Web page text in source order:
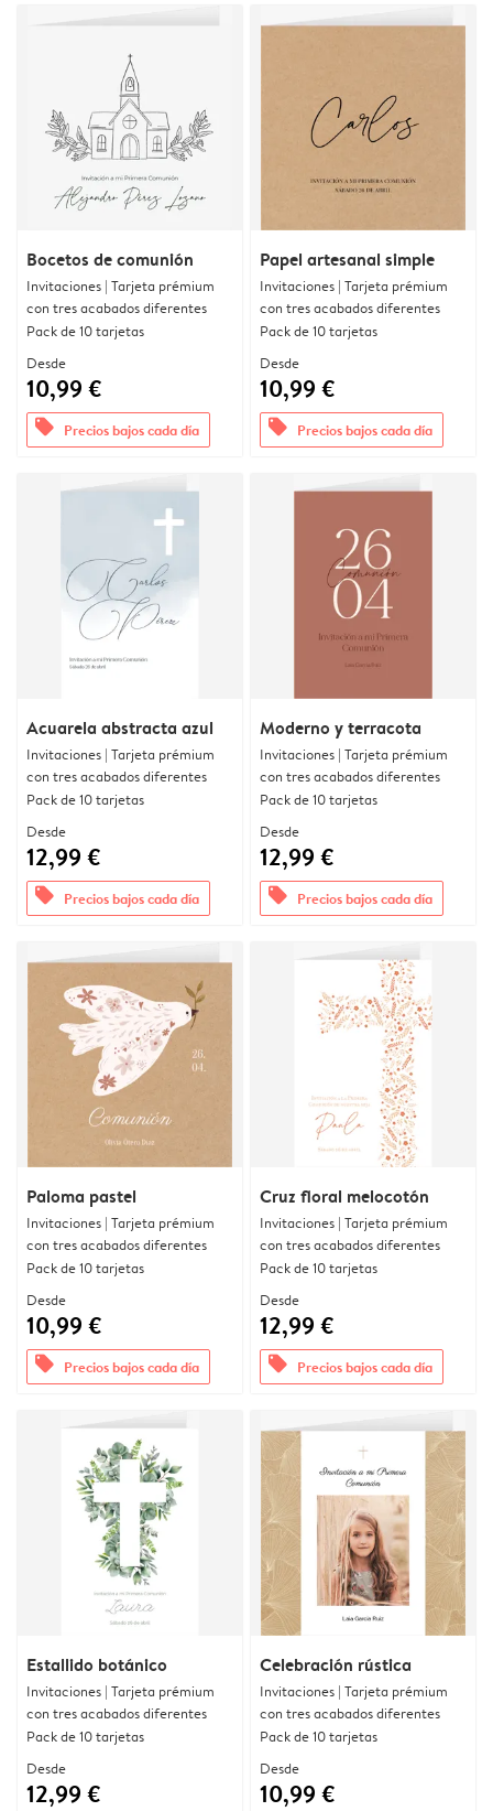
Bocetos de comunión
Invitaciones | Tarjeta prémium
con tres acabados diferentes
Pack de 10 tarjetas
Desde
10,99 €
offers Precios bajos cada día
Papel artesanal simple
Invitaciones | Tarjeta prémium
con tres acabados diferentes
Pack de 10 tarjetas
Desde
10,99 €
offers Precios bajos cada día
Acuarela abstracta azul
Invitaciones | Tarjeta prémium
con tres acabados diferentes
Pack de 10 tarjetas
Desde
12,99 €
offers Precios bajos cada día
Moderno y terracota
Invitaciones | Tarjeta prémium
con tres acabados diferentes
Pack de 10 tarjetas
Desde
12,99 €
offers Precios bajos cada día
Paloma pastel
Invitaciones | Tarjeta prémium
con tres acabados diferentes
Pack de 10 tarjetas
Desde
10,99 €
offers Precios bajos cada día
Cruz floral melocotón
Invitaciones | Tarjeta prémium
con tres acabados diferentes
Pack de 10 tarjetas
Desde
12,99 €
offers Precios bajos cada día
Estallido botánico
Invitaciones | Tarjeta prémium
con tres acabados diferentes
Pack de 10 tarjetas
Desde
12,99 €
Celebración rústica
Invitaciones | Tarjeta prémium
con tres acabados diferentes
Pack de 10 tarjetas
Desde
10,99 €